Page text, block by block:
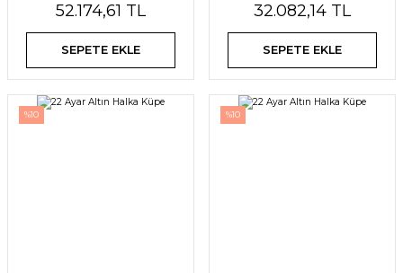
52.174,61 TL
SEPETE EKLE
32.082,14 TL
SEPETE EKLE
%10 %10